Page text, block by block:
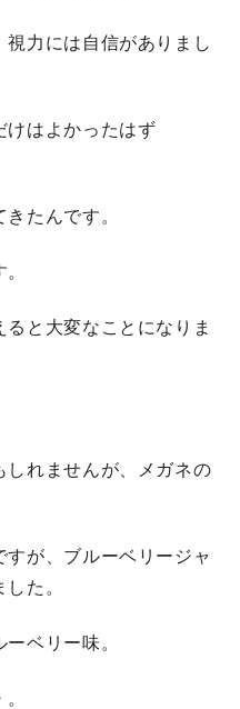
定休日／年末年始
見学予約
ーナーズサイト
デザイン力
視力には自信がありまし
けはよかったはず
たんです。
と大変なことになりま
しれませんが、メガネの
が、ブルーベリージャ
た。
ベリー味。